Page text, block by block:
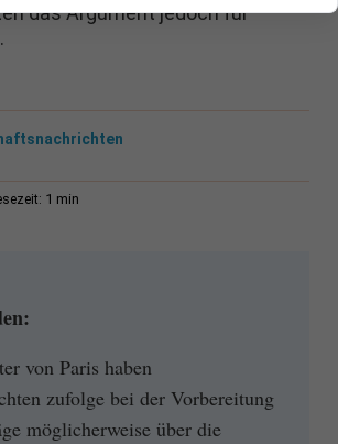
das Argument jedoch für
1 min
von Paris haben
zufolge bei der Vorbereitung
möglicherweise über die